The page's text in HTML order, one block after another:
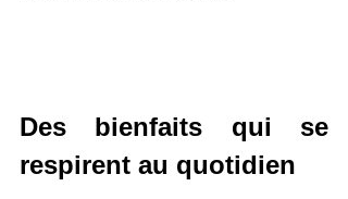
Des bienfaits qui se
respirent au quotidien